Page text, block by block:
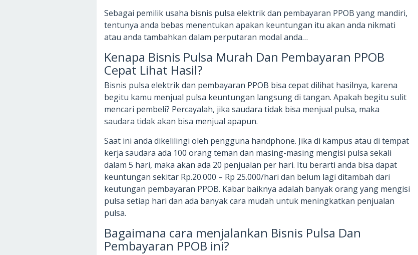
Sebagai pemilik usaha bisnis pulsa elektrik dan pembayaran PPOB yang mandiri,
tentunya anda bebas menentukan apakan keuntungan itu akan anda nikmati
atau anda tambahkan dalam perputaran modal anda…
Kenapa Bisnis Pulsa Murah Dan Pembayaran PPOB
Cepat Lihat Hasil?
Bisnis pulsa elektrik dan pembayaran PPOB bisa cepat dilihat hasilnya, karena
begitu kamu menjual pulsa keuntungan langsung di tangan. Apakah begitu sulit
mencari pembeli? Percayalah, jika saudara tidak bisa menjual pulsa, maka
saudara tidak akan bisa menjual apapun.
Saat ini anda dikelilingi oleh pengguna handphone. Jika di kampus atau di tempat
kerja saudara ada 100 orang teman dan masing-masing mengisi pulsa sekali
dalam 5 hari, maka akan ada 20 penjualan per hari. Itu berarti anda bisa dapat
keuntungan sekitar Rp.20.000 – Rp 25.000/hari dan belum lagi ditambah dari
keutungan pembayaran PPOB. Kabar baiknya adalah banyak orang yang mengisi
pulsa setiap hari dan ada banyak cara mudah untuk meningkatkan penjualan
pulsa.
Bagaimana cara menjalankan Bisnis Pulsa Dan
Pembayaran PPOB ini?